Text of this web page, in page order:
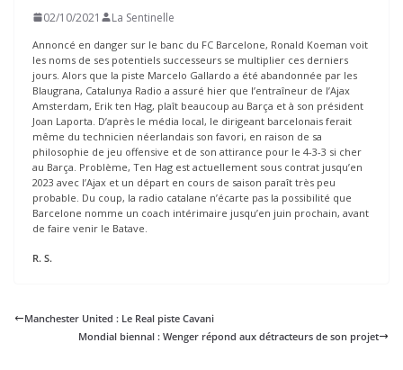
02/10/2021 La Sentinelle
Annoncé en danger sur le banc du FC Barcelone, Ronald Koeman voit
les noms de ses potentiels successeurs se multiplier ces derniers
jours. Alors que la piste Marcelo Gallardo a été abandonnée par les
Blaugrana, Catalunya Radio a assuré hier que l’entraîneur de l’Ajax
Amsterdam, Erik ten Hag, plaît beaucoup au Barça et à son président
Joan Laporta. D’après le média local, le dirigeant barcelonais ferait
même du technicien néerlandais son favori, en raison de sa
philosophie de jeu offensive et de son attirance pour le 4-3-3 si cher
au Barça. Problème, Ten Hag est actuellement sous contrat jusqu’en
2023 avec l’Ajax et un départ en cours de saison paraît très peu
probable. Du coup, la radio catalane n’écarte pas la possibilité que
Barcelone nomme un coach intérimaire jusqu’en juin prochain, avant
de faire venir le Batave.
R. S.
Manchester United : Le Real piste Cavani
Mondial biennal : Wenger répond aux détracteurs de son projet